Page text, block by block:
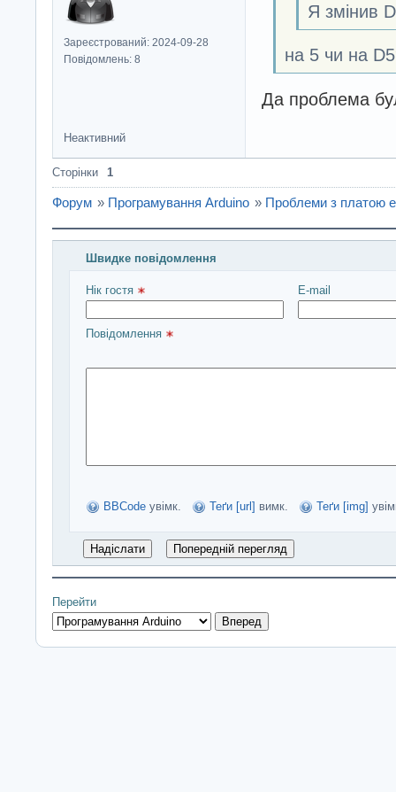
Зареєстрований: 2024-09-28
Повідомлень: 8
Я змінив
на 5 чи на
Да проблема
Неактивний
Сторінки 1
Форум » Програмування Arduino » Проблеми з платою
Швидке повідомлення
Введіть повідомлення і натисніть Надіслати
Нік гостя E-mail
Повідомлення
BBCode увімк. Теґи [url] вимк. Теґи [img]
Перейти